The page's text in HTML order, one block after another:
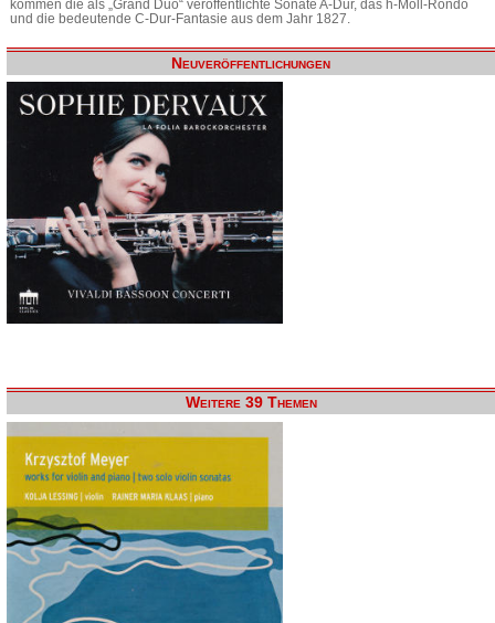
kommen die als „Grand Duo“ veröffentlichte Sonate A-Dur, das h-Moll-Rondo
und die bedeutende C-Dur-Fantasie aus dem Jahr 1827.
Neuveröffentlichungen
Weitere 39 Themen